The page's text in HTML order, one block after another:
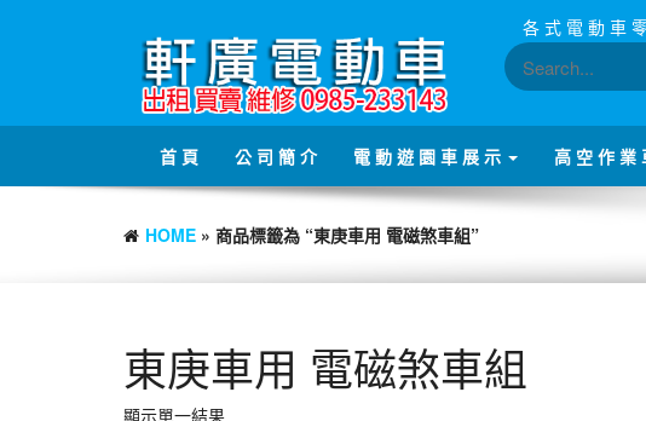
各 式 電 動 車
首 頁 公 司 簡 介 電 動 遊 園 車 展 示 高 空 作 業
HOME » 商品標籤為 “東庚車用 電磁煞車組”
東庚車用 電磁煞車組
顯示單一結果